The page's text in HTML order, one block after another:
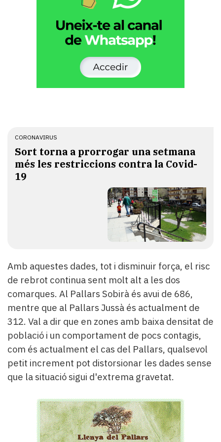
CORONAVIRUS
Sort torna a prorrogar una setmana
més les restriccions contra la Covid-
19
Amb aquestes dades, tot i disminuir força, el risc
de rebrot continua sent molt alt a les dos
comarques. Al Pallars Sobirà és avui de 686,
mentre que al Pallars Jussà és actualment de
312. Val a dir que en zones amb baixa densitat de
població i un comportament de pocs contagis,
com és actualment el cas del Pallars, qualsevol
petit increment pot distorsionar les dades sense
que la situació sigui d'extrema gravetat.